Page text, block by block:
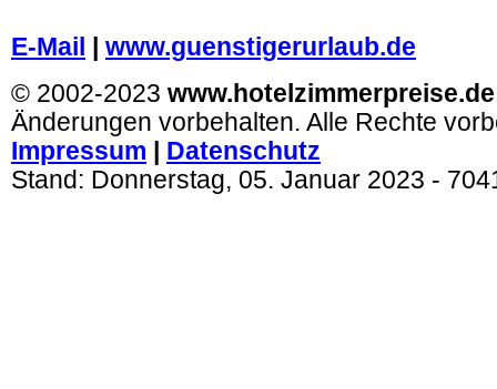
E-Mail
www.guenstigerurlaub.de
© 2002-2023 www.hotelzimmerpreise.de
Änderungen vorbehalten. Alle Rechte
Impressum
Datenschutz
Stand: Donnerstag, 05. Januar 2023 -